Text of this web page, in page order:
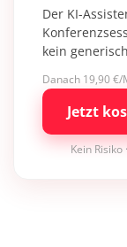
Der KI-
kein
Danach 19,90 €/
Jetzt
Kein